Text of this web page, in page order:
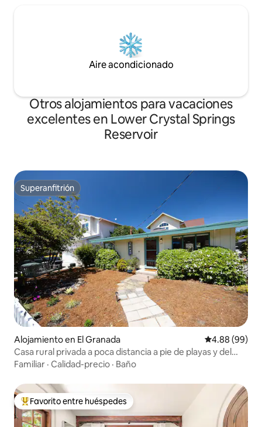
Aire acondicionado
Otros alojamientos para vacaciones
excelentes en Lower Crystal Springs
Reservoir
Superanfitrión
Superanfitrión
Alojamiento en El Granada Calificación
4.88 (99)
Casa rural privada a poca distancia a pie de playas y del
puerto
Familiar · Calidad-precio · Baño
Favorito entre huéspedes preferido
Favorito entre huéspedes